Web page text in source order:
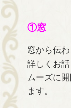
①窓
窓から伝
詳しくお
ムーズに
ます。